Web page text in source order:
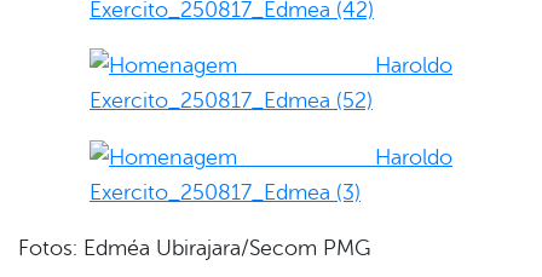
Fotos: Edméa Ubirajara/Secom PMG